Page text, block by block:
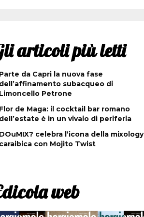
articoli più letti
da Capri la nuova fase
subacqueo di
Petrone
de Maga: il cocktail bar romano
è in un vivaio di periferia
celebra l’icona della mixology
con Mojito Twist
web